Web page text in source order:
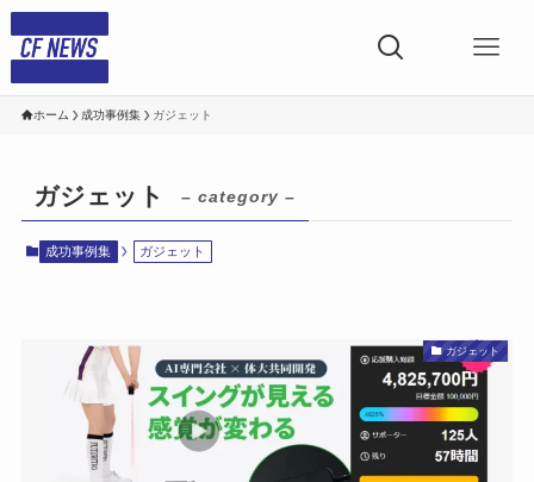
ホーム 成功事例集 ガジェット
ガジェット – category –
成功事例集 ガジェット
ガジェット